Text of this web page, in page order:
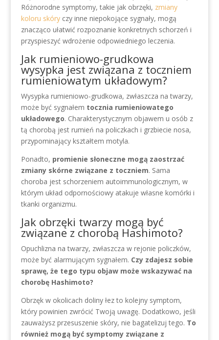
Różnorodne symptomy, takie jak obrzęki, zmiany
koloru skóryczy inne niepokojące sygnały, mogą
znacząco ułatwić rozpoznanie konkretnych schorzeń i
przyspieszyć wdrożenie odpowiedniego leczenia.
Jak rumieniowo-grudkowa
wysypka jest związana z toczniem
rumieniowatym układowym?
Wysypka rumieniowo-grudkowa, zwłaszcza na twarzy,
może być sygnałem tocznia rumieniowatego
układowego. Charakterystycznym objawem u osób z
tą chorobą jest rumień na policzkach i grzbiecie nosa,
przypominający kształtem motyla.
Ponadto, promienie słoneczne mogą zaostrzać
zmiany skórne związane z toczniem. Sama
choroba jest schorzeniem autoimmunologicznym, w
którym układ odpornościowy atakuje własne komórki i
tkanki organizmu.
Jak obrzęki twarzy mogą być
związane z chorobą Hashimoto?
Opuchlizna na twarzy, zwłaszcza w rejonie policzków,
może być alarmującym sygnałem. Czy zdajesz sobie
sprawę, że tego typu objaw może wskazywać na
chorobę Hashimoto?
Obrzęk w okolicach doliny łez to kolejny symptom,
który powinien zwrócić Twoją uwagę. Dodatkowo, jeśli
zauważysz przesuszenie skóry, nie bagatelizuj tego. To
również mogą być symptomy związane z